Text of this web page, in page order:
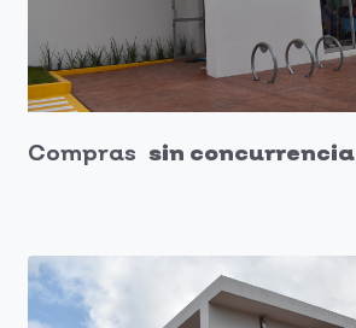
Compras sin concurrencia